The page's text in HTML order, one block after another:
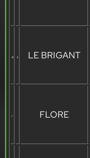
LE BRIGANT
FLORE